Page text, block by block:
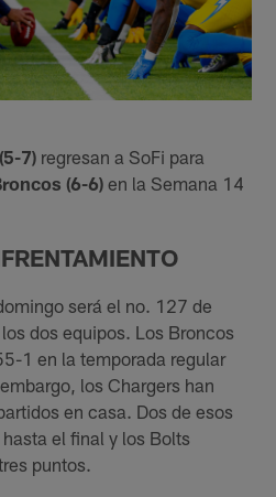
7) regresan a SoFi para
(6-6) en la Semana 14
será el no. 127 de
dos equipos. Los Broncos
1 en la temporada regular
los Chargers han
en casa. Dos de esos
el final y los Bolts
puntos.